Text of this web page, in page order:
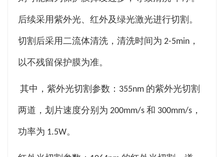
后续采用紫外光、红外及绿光激光进行切割。
切割后采用二流体清洗，清洗时间为 2-5min，
以不残留保护膜为准。
其中，紫外光切割参数：355nm 的紫外光切割
两道，划片速度分别为 200mm/s 和 300mm/s，
功率为 1.5W。